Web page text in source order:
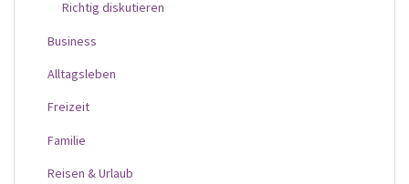
Richtig diskutieren
Business
Alltagsleben
Freizeit
Familie
Reisen & Urlaub